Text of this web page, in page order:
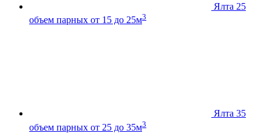
Ялта 25
объем парных от 15 до 25м3
Ялта 35
объем парных от 25 до 35м3